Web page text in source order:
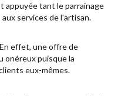
appuyée tant le parrainage
aux services de l'artisan.
effet, une offre de
onéreux puisque la
eux-mêmes.